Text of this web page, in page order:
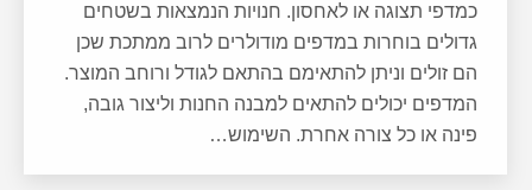
כמדפי תצוגה או לאחסון. חנויות הנמצאות בשטחים
גדולים בוחרות במדפים מודולרים לרוב ממתכת שכן
הם זולים וניתן להתאימם בהתאם לגודל ורוחב המוצר.
המדפים יכולים להתאים למבנה החנות וליצור גובה,
פינה או כל צורה אחרת. השימוש…